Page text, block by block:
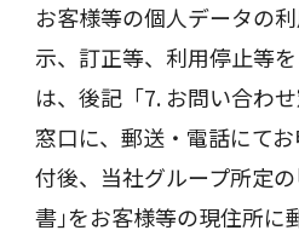
お客様等の個人データの
示、訂正等、利用停止等
は、後記「7. お問い合わ
窓口に、郵送・電話にて
付後、当社グループ所定
書｣をお客様等の現住所に